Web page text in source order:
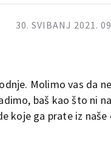
30. SVIBANJ 2021.
Molimo vas da ne
baš kao što ni
koje ga prate iz naše